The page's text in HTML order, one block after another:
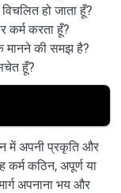
हो जाता हूँ?
कर्म करता हूँ?
मानने की समझ है?
हूँ?
में अपनी प्रकृति और
कठिन, अपूर्ण या
अपनाना भय और